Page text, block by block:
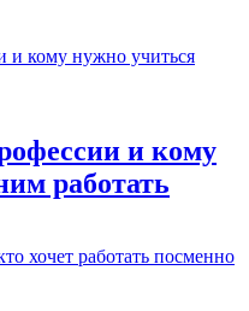
и кому
работать